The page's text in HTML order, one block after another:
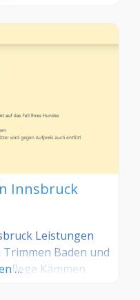
Innsbruck
Leistungen
Baden und
Kämmen
…